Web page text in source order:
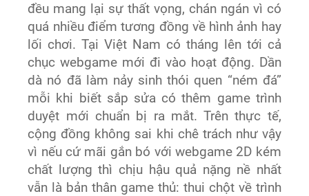
đều mang lại sự thất vọng, chán ngán vì có
quá nhiều điểm tương đồng về hình ảnh hay
lối chơi. Tại Việt Nam có tháng lên tới cả
chục webgame mới đi vào hoạt động. Dần
dà nó đã làm nảy sinh thói quen “ném đá”
mỗi khi biết sắp sửa có thêm game trình
duyệt mới chuẩn bị ra mắt. Trên thực tế,
cộng đồng không sai khi chê trách như vậy
vì nếu cứ mãi gắn bó với webgame 2D kém
chất lượng thì chịu hậu quả nặng nề nhất
vẫn là bản thân game thủ: thui chột về trình